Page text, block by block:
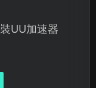
UU加速器